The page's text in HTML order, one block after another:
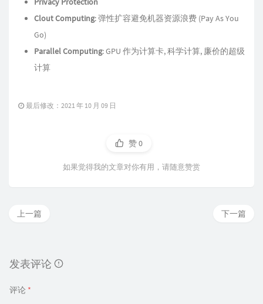
Clout Computing: 弹性扩容避免机器资源浪费 (Pay As You
Go)
Parallel Computing: GPU 作为计算卡, 科学计算, 廉价的超级
计算
最后修改：2021 年 10 月 09 日
赞0
如果觉得我的文章对你有用，请随意赞赏
下一篇
上一篇
发表评论
评论 *